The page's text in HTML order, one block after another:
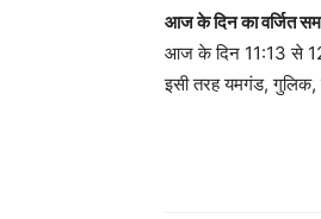
आज के दिन का वर्जित
आज के दिन 11:13 से
इसी तरह यमगंड, गुलिक,